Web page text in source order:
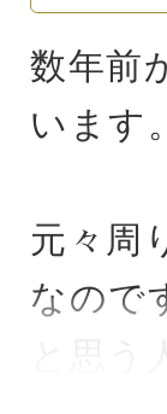
Keiko
も有り
きまし
明日の
数年前
います。
元々周
なので